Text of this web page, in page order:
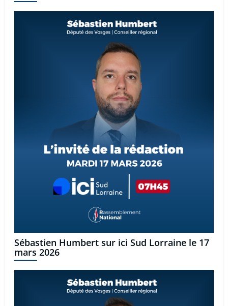
Sébastien Humbert sur ici Sud Lorraine le 17
mars 2026